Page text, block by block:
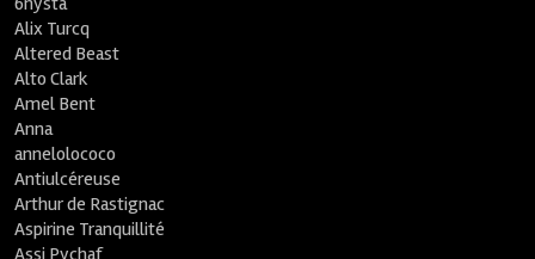
Alix Turcq
Altered Beast
Alto Clark
Amel Bent
Anna
annelolococo
Antiulcéreuse
Arthur de Rastignac
Aspirine Tranquillité
Assi Pychaf